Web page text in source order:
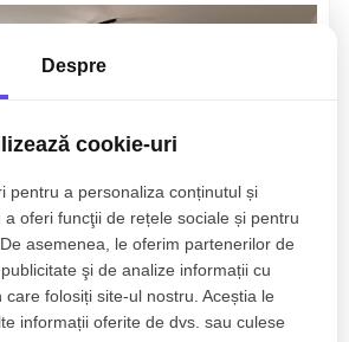
109.000€
110.000€
Despre
cookie-uri
pentru a personaliza conținutul și
oferi funcţii de rețele sociale și pentru
asemenea, le oferim partenerilor de
şi de analize informații cu
folosiți site-ul nostru. Aceștia le
informații oferite de dvs. sau culese